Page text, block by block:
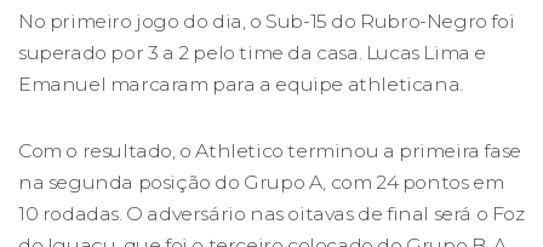
No primeiro jogo do dia, o Sub-15 do Rubro-Negro foi
superado por 3 a 2 pelo time da casa. Lucas Lima e
Emanuel marcaram para a equipe athleticana.
Com o resultado, o Athletico terminou a primeira fase
na segunda posição do Grupo A, com 24 pontos em
10 rodadas. O adversário nas oitavas de final será o Foz